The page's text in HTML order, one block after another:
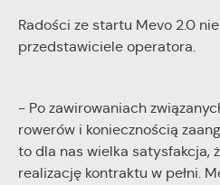
Radości ze startu Mevo 2.0
przedstawiciele operatora.
- Po zawirowaniach
rowerów i koniecznością
to dla nas wielka satysfakcja,
realizację kontraktu w pełni.